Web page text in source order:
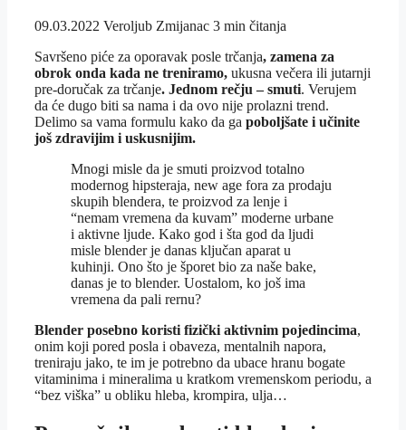
09.03.2022 Veroljub Zmijanac 3 min čitanja
Savršeno piće za oporavak posle trčanja, zamena za
obrok onda kada ne treniramo, ukusna večera ili jutarnji
pre-doručak za trčanje. Jednom rečju – smuti. Verujem
da će dugo biti sa nama i da ovo nije prolazni trend.
Delimo sa vama formulu kako da ga poboljšate i učinite
još zdravijim i uskusnijim.
Mnogi misle da je smuti proizvod totalno
modernog hipsteraja, new age fora za prodaju
skupih blendera, te proizvod za lenje i
“nemam vremena da kuvam” moderne urbane
i aktivne ljude. Kako god i šta god da ljudi
misle blender je danas ključan aparat u
kuhinji. Ono što je šporet bio za naše bake,
danas je to blender. Uostalom, ko još ima
vremena da pali rernu?
Blender posebno koristi fizički aktivnim pojedincima,
onim koji pored posla i obaveza, mentalnih napora,
treniraju jako, te im je potrebno da ubace hranu bogate
vitaminima i mineralima u kratkom vremenskom periodu, a
“bez viška” u obliku hleba, krompira, ulja…